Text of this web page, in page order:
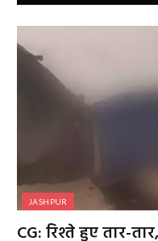
JASHPUR
CG: रिश्ते हुए तार-